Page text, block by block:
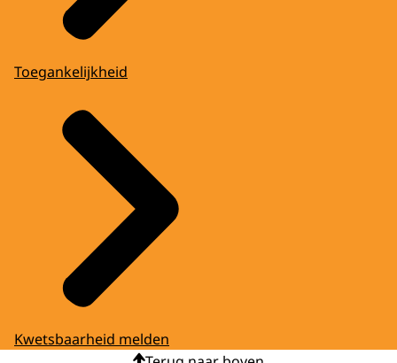
Toegankelijkheid
Kwetsbaarheid melden